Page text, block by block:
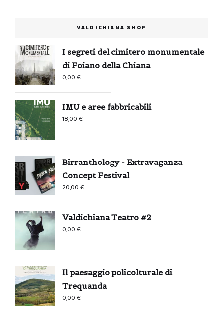
VALDICHIANA SHOP
I segreti del cimitero monumentale
di Foiano della Chiana
0,00€
IMU e aree fabbricabili
18,00€
Birranthology - Extravaganza
Concept Festival
20,00€
Valdichiana Teatro #2
0,00€
Il paesaggio policolturale di
Trequanda
0,00€